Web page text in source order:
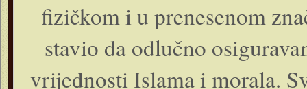
fizičkom i u prenesenom
stavio da odlučno
vrijednosti Islama i morala.